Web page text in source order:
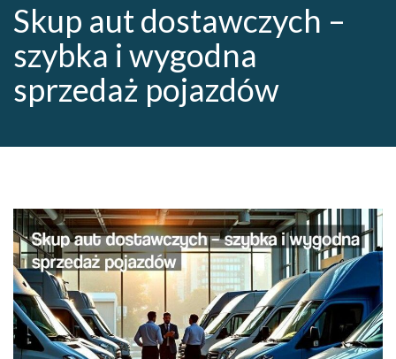
Skup aut dostawczych –
szybka i wygodna
sprzedaż pojazdów